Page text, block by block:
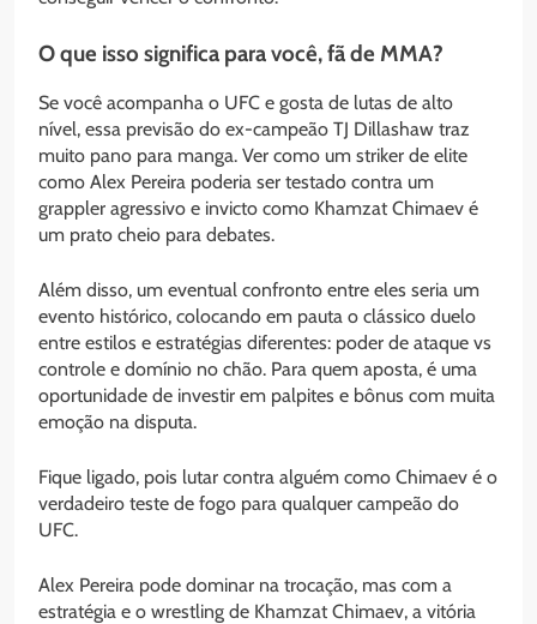
O que isso significa para você, fã de MMA?
Se você acompanha o UFC e gosta de lutas de alto
nível, essa previsão do ex-campeão TJ Dillashaw traz
muito pano para manga. Ver como um striker de elite
como Alex Pereira poderia ser testado contra um
grappler agressivo e invicto como Khamzat Chimaev é
um prato cheio para debates.
Além disso, um eventual confronto entre eles seria um
evento histórico, colocando em pauta o clássico duelo
entre estilos e estratégias diferentes: poder de ataque vs
controle e domínio no chão. Para quem aposta, é uma
oportunidade de investir em palpites e bônus com muita
emoção na disputa.
Fique ligado, pois lutar contra alguém como Chimaev é o
verdadeiro teste de fogo para qualquer campeão do
UFC.
Alex Pereira pode dominar na trocação, mas com a
estratégia e o wrestling de Khamzat Chimaev, a vitória